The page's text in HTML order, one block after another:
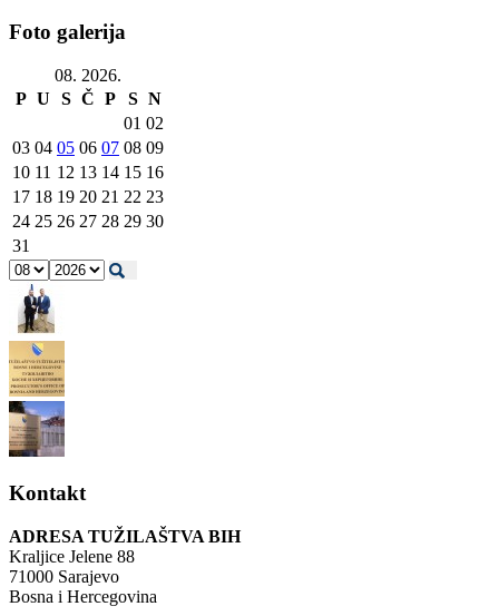
Foto galerija
08. 2026.
P U S Č P S N
01 02
03 04 05 06 07 08 09
10 11 12 13 14 15 16
17 18 19 20 21 22 23
24 25 26 27 28 29 30
31
Kontakt
ADRESA TUŽILAŠTVA BIH
Kraljice Jelene 88
71000 Sarajevo
Bosna i Hercegovina